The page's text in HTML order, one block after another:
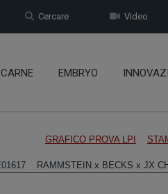
Video
Cercare
CARNE EMBRYO